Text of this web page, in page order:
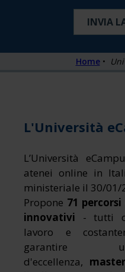
Home•
L'Università
L’Università
atenei online in
ministeriale il 30/01/
Propone 71
innovativi - tutti
lavoro e
garantire
d'eccellenza,